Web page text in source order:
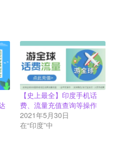
【史上最全】印度手机话
费、流量充值查询等操作
2021年5月30日
在“印度”中